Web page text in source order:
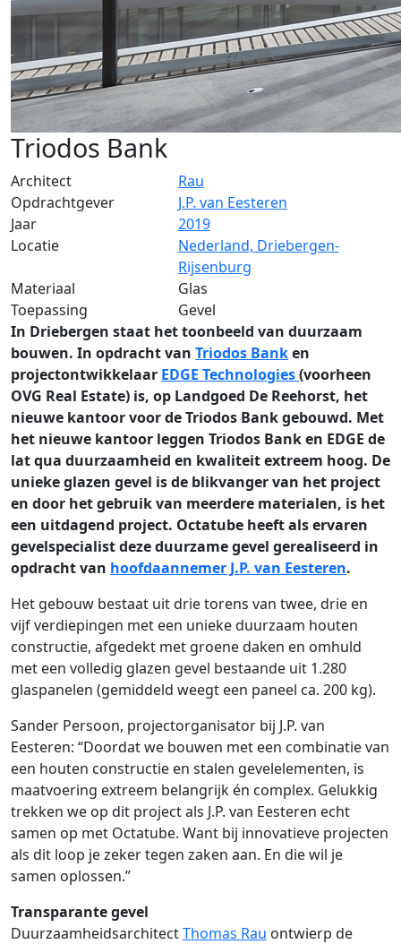
Triodos Bank
Architect
Rau
Opdrachtgever
J.P. van Eesteren
Jaar
2019
Locatie
Nederland, Driebergen-
Rijsenburg
Materiaal
Glas
Toepassing
Gevel
In Driebergen staat het toonbeeld van duurzaam
bouwen. In opdracht van Triodos Banken
projectontwikkelaar EDGE Technologies(voorheen
OVG Real Estate) is, op Landgoed De Reehorst, het
nieuwe kantoor voor de Triodos Bank gebouwd. Met
het nieuwe kantoor leggen Triodos Bank en EDGE de
lat qua duurzaamheid en kwaliteit extreem hoog. De
unieke glazen gevel is de blikvanger van het project
en door het gebruik van meerdere materialen, is het
een uitdagend project. Octatube heeft als ervaren
gevelspecialist deze duurzame gevel gerealiseerd in
opdracht van hoofdaannemer J.P. van Eesteren.
Het gebouw bestaat uit drie torens van twee, drie en
vijf verdiepingen met een unieke duurzaam houten
constructie, afgedekt met groene daken en omhuld
met een volledig glazen gevel bestaande uit 1.280
glaspanelen (gemiddeld weegt een paneel ca. 200 kg).
Sander Persoon, projectorganisator bij J.P. van
Eesteren: “Doordat we bouwen met een combinatie van
een houten constructie en stalen gevelelementen, is
maatvoering extreem belangrijk én complex. Gelukkig
trekken we op dit project als J.P. van Eesteren echt
samen op met Octatube. Want bij innovatieve projecten
als dit loop je zeker tegen zaken aan. En die wil je
samen oplossen.”
Transparante gevel
DuurzaamheidsarchitectThomas Rau ontwierp de